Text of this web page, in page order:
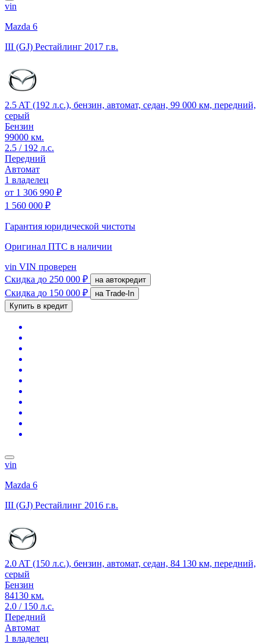
vin
Mazda 6
III (GJ) Рестайлинг 2017 г.в.
2.5 AT (192 л.с.), бензин, автомат, седан, 99 000 км, передний,
серый
Бензин
99000 км.
2.5 / 192 л.с.
Передний
Автомат
1 владелец
от 1 306 990 ₽
1 560 000 ₽
Гарантия юридической чистоты
Оригинал ПТС в наличии
vin VIN проверен
Скидка до 250 000 ₽ на автокредит
Скидка до 150 000 ₽
на Trade-In
Купить в кредит
vin
Mazda 6
III (GJ) Рестайлинг 2016 г.в.
2.0 AT (150 л.с.), бензин, автомат, седан, 84 130 км, передний,
серый
Бензин
84130 км.
2.0 / 150 л.с.
Передний
Автомат
1 владелец